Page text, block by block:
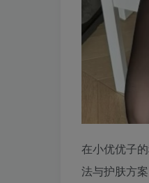
在小优优子
法与护肤方